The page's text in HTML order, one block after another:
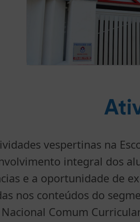
vespertinas na
integral dos
e a oportunidade de
nos conteúdos do
Nacional Comum